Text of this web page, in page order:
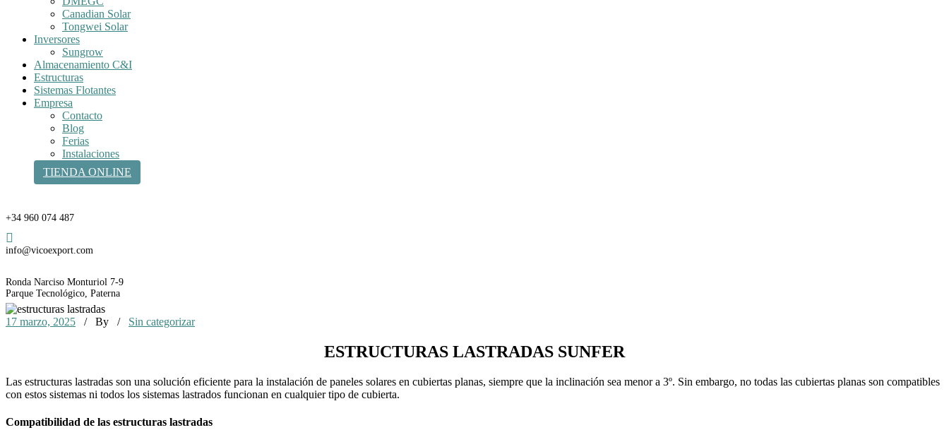
Canadian Solar
Tongwei Solar
Inversores
Sungrow
Almacenamiento C&I
Estructuras
Sistemas Flotantes
Empresa
Contacto
Blog
Ferias
Instalaciones
TIENDA ONLINE
Teléfono
+34 960 074 487
Email
info@vicoexport.com
Dirección
Ronda Narciso Monturiol 7-9
Parque Tecnológico, Paterna
17 marzo, 2025 / By / Sin categorizar
ESTRUCTURAS LASTRADAS SUNFER
Las estructuras lastradas son una solución eficiente para la instalación de paneles solares en cubiertas planas, siempre que la inclinación sea menor a 3º. Sin embargo, no todas las cubiertas planas son compatibles
con estos sistemas ni todos los sistemas lastrados funcionan en cualquier tipo de cubierta.
Compatibilidad de las estructuras lastradas